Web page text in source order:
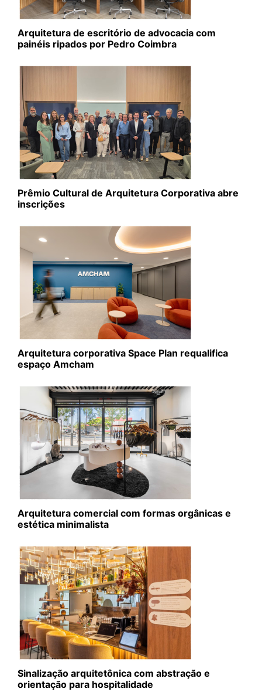
Arquitetura de escritório de advocacia com
painéis ripados por Pedro Coimbra
Prêmio Cultural de Arquitetura Corporativa abre
inscrições
Arquitetura corporativa Space Plan requalifica
espaço Amcham
Arquitetura comercial com formas orgânicas e
estética minimalista
Sinalização arquitetônica com abstração e
orientação para hospitalidade